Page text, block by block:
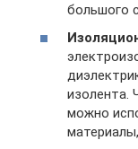
большого
изолента.
можно